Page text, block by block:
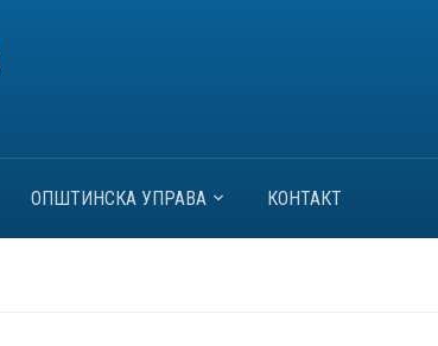
ОПШТИНСКА УПРАВА КОНТАКТ